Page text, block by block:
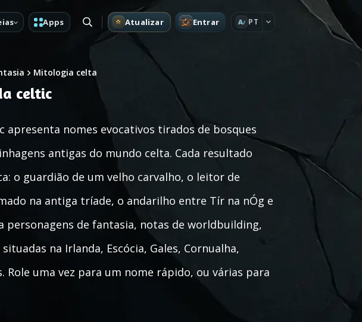
Apps Atualizar Entrar A PT
Mitologia celta
celtic
apresenta nomes evocativos tirados de bosques
antigas do mundo celta. Cada resultado
o guardião de um velho carvalho, o leitor de
na antiga tríade, o andarilho entre Tír na nÓg e
personagens de fantasia, notas de worldbuilding,
na Irlanda, Escócia, Gales, Cornualha,
Role uma vez para um nome rápido, ou várias para